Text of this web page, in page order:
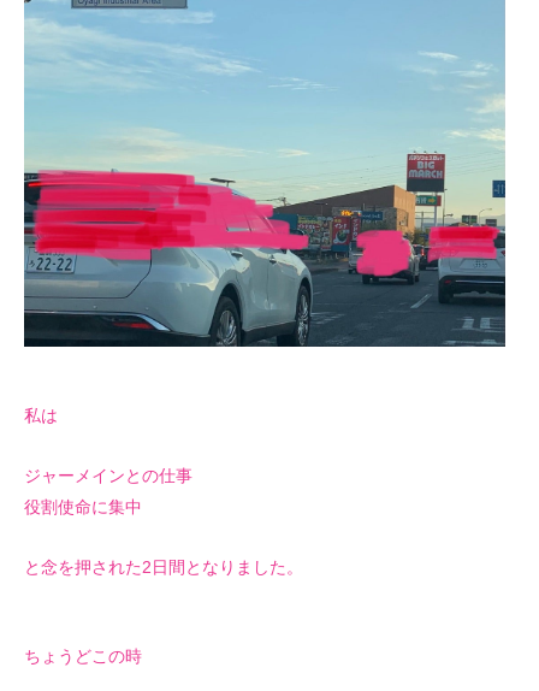
私は
ジャーメインとの仕事
役割使命に集中
と念を押された2日間となりました。
ちょうどこの時